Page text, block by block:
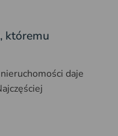
któremu
daje